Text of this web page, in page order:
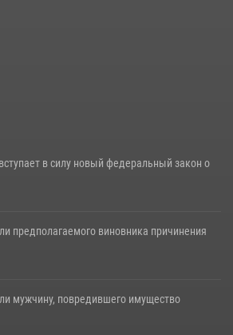
13 тысяч рублей (ВИДЕО)
в силу новый федеральный закон о
предполагаемого виновника причинения
мужчину, повредившего имущество